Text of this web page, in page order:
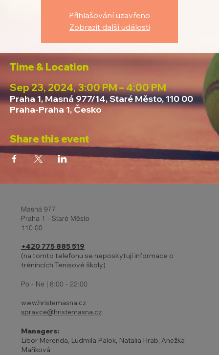
Přihlašování uzavřeno
Zobrazit další události
Time & Location
Sep 23, 2024, 3:00 PM – 4:00 PM
Praha 1, Masná 977/14, Staré Město, 110 00
Praha-Praha 1, Česko
Share this event
Masná 977
Praha 1 - Staré Město
110 00
+420 775 885 519
(na tomto telefonu se neposkytují informace o
trénincích Tenisové školy)
Po - Ne | 8:00 - 22:00
www.hristemasna.cz
spravce@hristemasna.cz
Managers:
Libor Merenda, Ludmila Palok, Natalia Hrab, Anežka
Maříková